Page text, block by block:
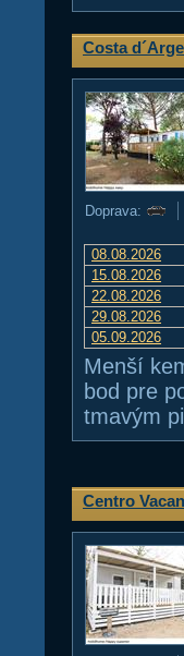
Costa
Doprava:
08.08.2026
15.08.2026
22.08.2026
29.08.2026
05.09.2026
Menší
bod pre
tmavým
Centro